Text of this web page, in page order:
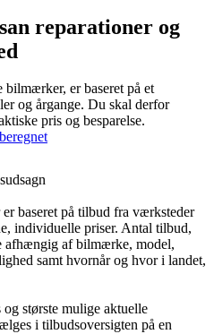
reparationer og
bilmærker, er baseret på et
og årgange. Du skal derfor
pris og besparelse.
baseret på tilbud fra værksteder
individuelle priser. Antal tilbud,
afhængig af bilmærke, model,
samt hvornår og hvor i landet,
største mulige aktuelle
i tilbudsoversigten på en